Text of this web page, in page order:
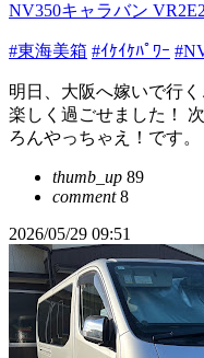
NV350キャラバン
#東海美箱 #ｲｹｲｹﾊﾟﾜｰ
明日、大阪へ嫁いで行
楽しく過ごせました！
ろんやっちゃえ！です
thumb_up 89
comment8
2026/05/29 09:51